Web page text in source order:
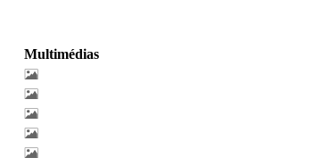
Multimédias